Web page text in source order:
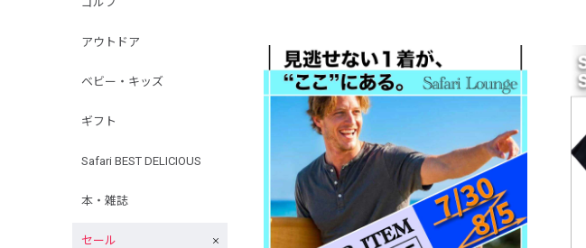
アウトドア
ベビー・キッズ
ギフト
Safari BEST DELICIOUS
本・雑誌
セール